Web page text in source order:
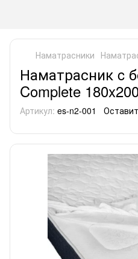
Наматрасники
Наматрасник c
Complete
Артикул: es-n2-001